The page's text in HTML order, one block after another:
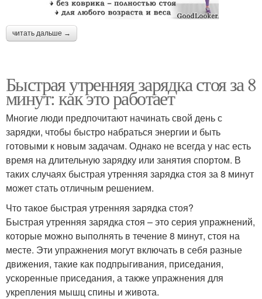
читать дальше →
Быстрая утренняя зарядка стоя за 8
минут: как это работает
Многие люди предпочитают начинать свой день с
зарядки, чтобы быстро набраться энергии и быть
готовыми к новым задачам. Однако не всегда у нас есть
время на длительную зарядку или занятия спортом. В
таких случаях быстрая утренняя зарядка стоя за 8 минут
может стать отличным решением.
Что такое быстрая утренняя зарядка стоя?
Быстрая утренняя зарядка стоя – это серия упражнений,
которые можно выполнять в течение 8 минут, стоя на
месте. Эти упражнения могут включать в себя разные
движения, такие как подпрыгивания, приседания,
ускоренные приседания, а также упражнения для
укрепления мышц спины и живота.